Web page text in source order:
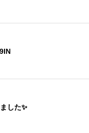
した✨